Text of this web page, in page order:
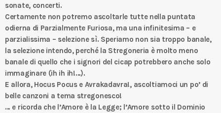
sonate, concerti.
Certamente non potremo ascoltarle tutte nella puntata
odierna di Parzialmente Furiosa, ma una infinitesima – e
parzialissima – selezione sì. Speriamo non sia troppo banale,
la selezione intendo, perché la Stregoneria è molto meno
banale di quello che i signori del cicap potrebbero anche solo
immaginare (ih ih ih!…).
E allora, Hocus Pocus e Avrakadavra!, ascoltiamoci un po’ di
belle canzoni a tema stregonesco!
… e ricorda che l’Amore è la Legge; l’Amore sotto il Dominio